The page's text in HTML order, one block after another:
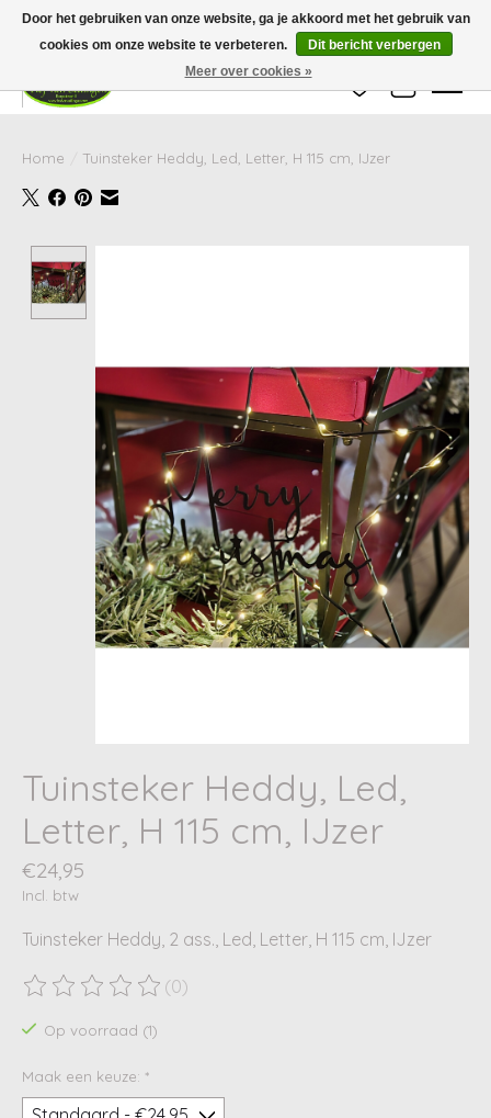
Wij zijn gesloten van 24 december tot en met 25 januari. Houd er rekening mee
dat de levertijd van uw bestelling in deze periode langer kan zijn dan
gebruikelijk.
Verlanglijst
Home Tuinsteker Heddy, Led, Letter, H 115 cm, IJzer
Tuinsteker Heddy, Led,
Letter, H 115 cm, IJzer
€24,95
Incl. btw
Tuinsteker Heddy, 2 ass., Led, Letter, H 115 cm, IJzer
De beoordeling van dit product is
(0)
Op voorraad (1)
Maak een keuze: *
Door het gebruiken van onze website, ga je akkoord met het gebruik van
cookies om onze website te verbeteren.
Dit bericht verbergen
Meer over cookies »